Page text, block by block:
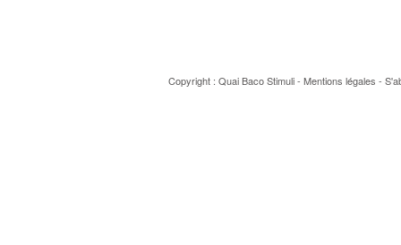
Copyright : Quai BacoStimuli- Mentions légales -